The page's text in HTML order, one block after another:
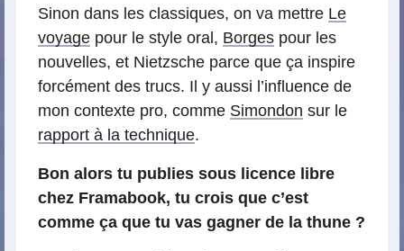
Sinon dans les classiques, on va mettre Le
voyage pour le style oral, Borges pour les
nouvelles, et Nietzsche parce que ça inspire
forcément des trucs. Il y aussi l’influence de
mon contexte pro, comme Simondon sur le
rapport à la technique.
Bon alors tu publies sous licence libre
chez Framabook, tu crois que c’est
comme ça que tu vas gagner de la thune ?